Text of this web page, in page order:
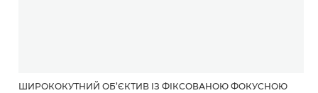
ШИРОКОКУТНИЙ ОБ’ЄКТИВ ІЗ ФІКСОВАНОЮ ФОКУСНОЮ